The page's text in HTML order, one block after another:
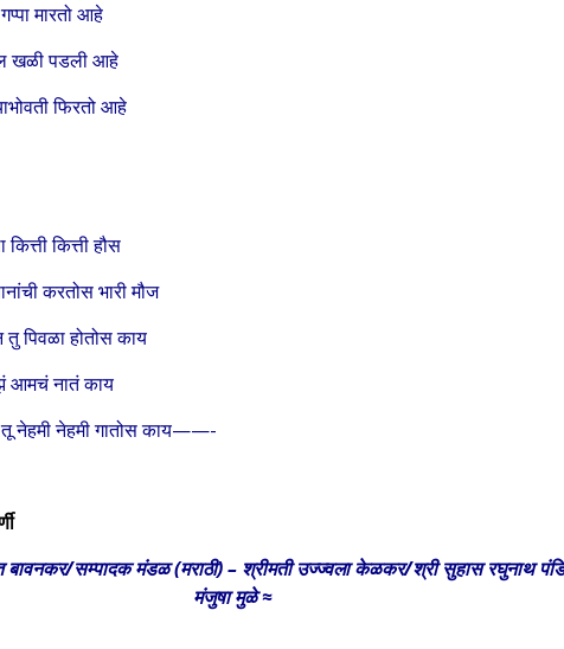
मारतो आहे
खळी पडली आहे
फिरतो आहे
कित्ती हौस
करतोस भारी मौज
तु पिवळा होतोस काय
आमचं नातं काय
नेहमी नेहमी गातोस काय——-
बावनकर/सम्पादक मंडळ (मराठी) – श्रीमती उज्ज्वला केळकर/श्री सुहास रघुनाथ
मंजुषा मुळे ≈